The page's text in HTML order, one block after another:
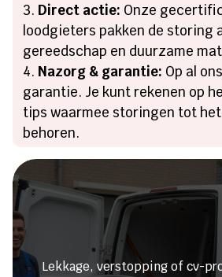
Direct actie: Onze
loodgieters pakken de storing
gereedschap en duurzame
Nazorg & garantie: Op al
garantie. Je kunt rekenen op
tips waarmee storingen tot
behoren.
Heeft u een
Lekkage, verstopping of cv-